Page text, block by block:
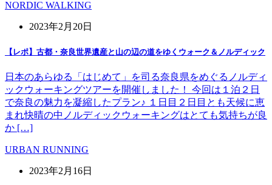
NORDIC WALKING
2023年2月20日
【レポ】古都・奈良世界遺産と山の辺の道をゆくウォーク＆ノルディック
日本のあらゆる「はじめて」を司る奈良県をめぐるノルディ
ックウォーキングツアーを開催しました！ 今回は１泊２日
で奈良の魅力を凝縮したプラン♪ １日目２日目とも天候に恵
まれ快晴の中ノルディックウォーキングはとても気持ちが良
か […]
URBAN RUNNING
2023年2月16日